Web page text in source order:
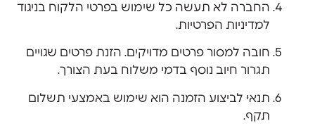
החברה לא תעשה כל שימוש בפרטי הלקוח בניגוד
למדיניות הפרטיות.
חובה למסור פרטים מדויקים. הזנת פרטים שגויים
תגרור חיוב נוסף בדמי משלוח בעת הצורך.
תנאי לביצוע הזמנה הוא שימוש באמצעי תשלום
תקף.